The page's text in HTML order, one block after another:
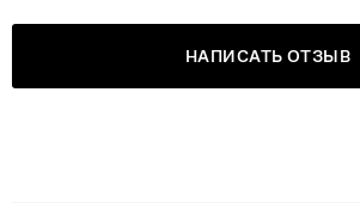
НАПИСАТЬ ОТЗЫВ